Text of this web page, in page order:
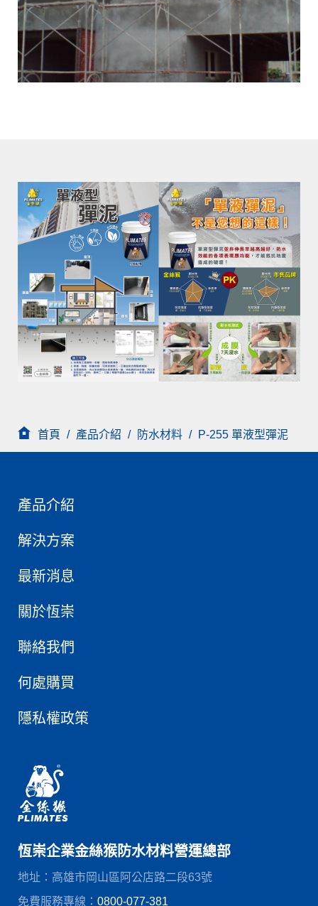
首頁 / 產品介紹 / 防水材料 / P-255 單液型彈泥
產品介紹
解決方案
最新消息
關於恆崇
聯絡我們
何處購買
隱私權政策
恆崇企業金絲猴防水材料營運總部
地址：高雄市岡山區阿公店路二段63號
免費服務專線： 0800-077-381